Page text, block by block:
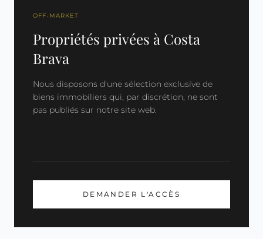
OFF-MARKET
Propriétés privées à Costa
Brava
Nous disposons d'une sélection exclusive de
biens immobiliers qui, par discrétion, ne sont
pas publiés sur notre site web.
DEMANDER L'ACCÈS